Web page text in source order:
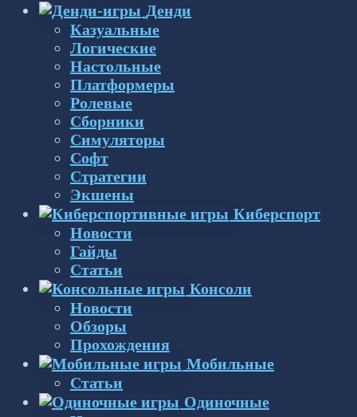
Денди
Казуальные
Логические
Настольные
Платформеры
Ролевые
Сборники
Симуляторы
Софт
Стратегии
Экшены
Киберспорт
Новости
Гайды
Статьи
Консоли
Новости
Обзоры
Прохождения
Мобильные
Статьи
Одиночные